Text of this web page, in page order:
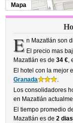
Mapa
E n Mazatlán son
El precio mas
Mazatlán es de34 €,
El hotel con la mejor
Granada
.
Los consolidadores
en Mazatlán
El tiempo promedio
Mazatlán es de2 dias